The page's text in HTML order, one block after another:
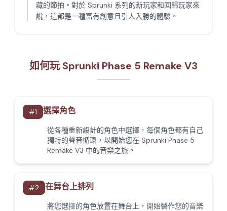
藏的節拍。對於 Sprunki 系列的新玩家和回歸玩家來
說，這都是一種富有創意且引人入勝的體驗。
如何玩 Sprunki Phase 5 Remake V3
#1 選擇角色
從各種重新設計的角色中選擇，每個角色都有自己
獨特的聲音循環，以開始您在 Sprunki Phase 5
Remake V3 中的音樂之旅。
#2 在舞台上排列
將您選擇的角色放置在舞台上，開始製作您的音樂